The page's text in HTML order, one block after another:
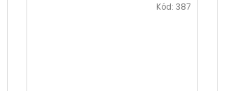
Kód: 387